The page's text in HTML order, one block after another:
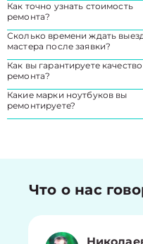
Как точно узнать стоимость
ремонта?
Сколько времени ждать
мастера после заявки?
Как вы гарантируете качество
ремонта?
Какие марки ноутбуков вы
ремонтируете?
Что о нас